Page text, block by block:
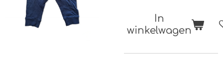
In
winkelwagen